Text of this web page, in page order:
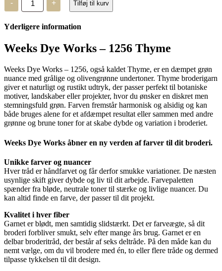
-
Dye
Works
1256
Thyme
antal
+ Tilføj til kurv
Yderligere information
Weeks Dye Works – 1256 Thyme
Weeks Dye Works – 1256, også kaldet Thyme, er en dæmpet grøn
nuance med grålige og olivengrønne undertoner. Thyme broderigarn
giver et naturligt og rustikt udtryk, der passer perfekt til botaniske
motiver, landskaber eller projekter, hvor du ønsker en diskret men
stemningsfuld grøn. Farven fremstår harmonisk og alsidig og kan
både bruges alene for et afdæmpet resultat eller sammen med andre
grønne og brune toner for at skabe dybde og variation i broderiet.
Weeks Dye Works åbner en ny verden af farver til dit broderi.
Unikke farver og nuancer
Hver tråd er håndfarvet og får derfor smukke variationer. De næsten
usynlige skift giver dybde og liv til dit arbejde. Farvepaletten
spænder fra bløde, neutrale toner til stærke og livlige nuancer. Du
kan altid finde en farve, der passer til dit projekt.
Kvalitet i hver fiber
Garnet er blødt, men samtidig slidstærkt. Det er farveægte, så dit
broderi forbliver smukt, selv efter mange års brug. Garnet er en
delbar broderitråd, der består af seks deltråde. På den måde kan du
nemt vælge, om du vil brodere med én, to eller flere tråde og dermed
tilpasse tykkelsen til dit design.